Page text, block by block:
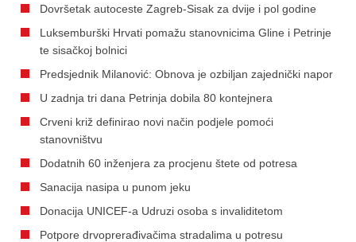
Dovršetak autoceste Zagreb-Sisak za dvije i pol godine
Luksemburški Hrvati pomažu stanovnicima Gline i Petrinje
te sisačkoj bolnici
Predsjednik Milanović: Obnova je ozbiljan zajednički napor
U zadnja tri dana Petrinja dobila 80 kontejnera
Crveni križ definirao novi način podjele pomoći
stanovništvu
Dodatnih 60 inženjera za procjenu štete od potresa
Sanacija nasipa u punom jeku
Donacija UNICEF-a Udruzi osoba s invaliditetom
Potpore drvoprerađivačima stradalima u potresu